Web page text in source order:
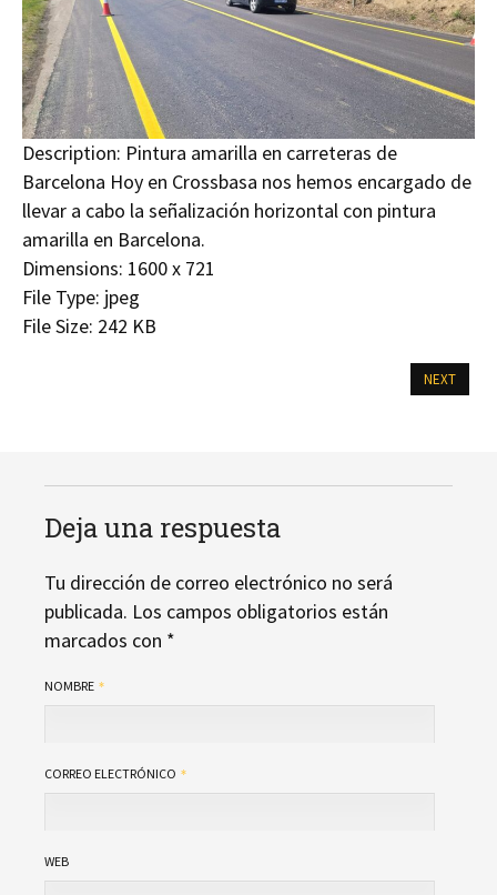
Description: Pintura amarilla en carreteras de
Barcelona Hoy en Crossbasa nos hemos encargado de
llevar a cabo la señalización horizontal con pintura
amarilla en Barcelona.
Dimensions: 1600 x 721
File Type: jpeg
File Size: 242 KB
NEXT
Deja una respuesta
Tu dirección de correo electrónico no será
publicada. Los campos obligatorios están
marcados con *
NOMBRE
CORREO ELECTRÓNICO
WEB